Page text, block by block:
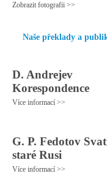
Zobrazit fotografii >>
Naše překlady a
D. Andrejev
Korespondence
Více informací >>
G. P. Fedotov
staré Rusi
Více informací >>